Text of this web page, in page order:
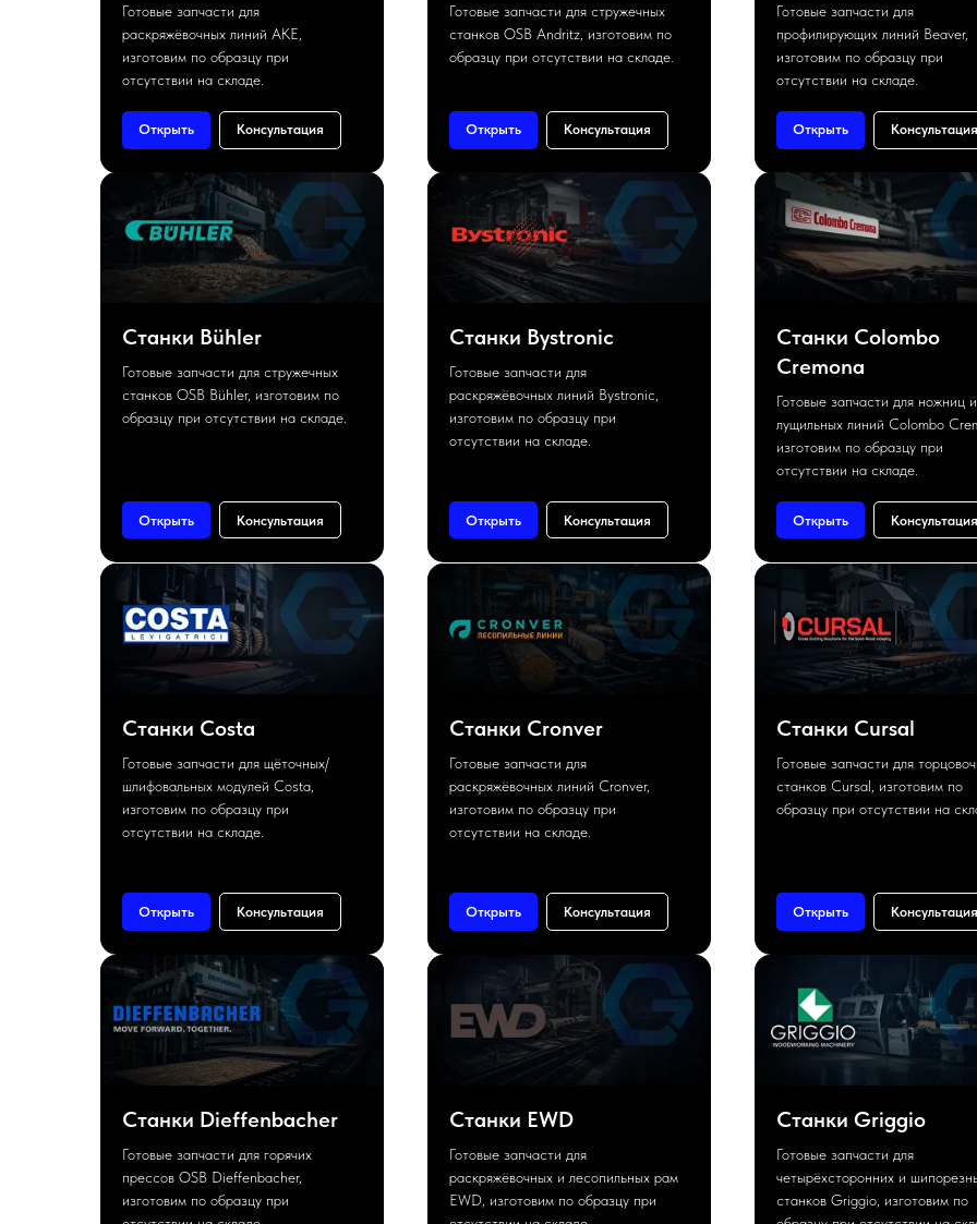
Готовые запчасти для
раскряжёвочных линий AKE,
изготовим по образцу при
отсутствии на складе.
Открыть Консультация
Готовые запчасти для стружечных
станков OSB Andritz, изготовим по
образцу при отсутствии на складе.
Открыть Консультация
Готовые запчасти для
профилирующих линий Beaver,
изготовим по образцу при
отсутствии на складе.
Открыть Консультация
Станки Bühler
Готовые запчасти для стружечных
станков OSB Bühler, изготовим по
образцу при отсутствии на складе.
Открыть Консультация
Станки Bystronic
Готовые запчасти для
раскряжёвочных линий Bystronic,
изготовим по образцу при
отсутствии на складе.
Открыть Консультация
Станки Colombo
Cremona
Готовые запчасти для ножниц и
лущильных линий Colombo
изготовим по образцу при
отсутствии на складе.
Открыть Консультация
Станки Costa
Готовые запчасти для щёточных/
шлифовальных модулей Costa,
изготовим по образцу при
отсутствии на складе.
Открыть Консультация
Станки Cronver
Готовые запчасти для
раскряжёвочных линий Cronver,
изготовим по образцу при
отсутствии на складе.
Открыть Консультация
Станки Cursal
Готовые запчасти для
станков Cursal, изготовим по
образцу при отсутствии на
Открыть Консультация
Станки Dieffenbacher
Готовые запчасти для горячих
прессов OSB Dieffenbacher,
изготовим по образцу при
Станки EWD
Готовые запчасти для
раскряжёвочных и лесопильных рам
EWD, изготовим по образцу при
Станки Griggio
Готовые запчасти для
четырёхсторонних и
станков Griggio, изготовим по